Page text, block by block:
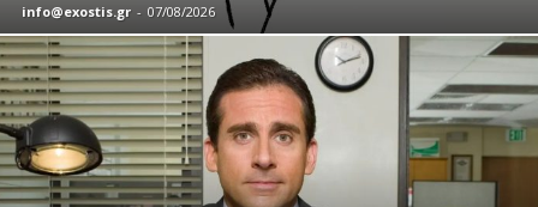
info@exostis.gr - 07/08/2026